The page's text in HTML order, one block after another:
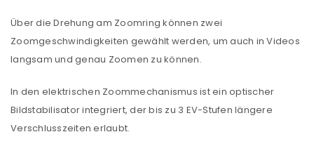
Über die Drehung am Zoomring können zwei
Zoomgeschwindigkeiten gewählt werden, um auch in Videos
langsam und genau Zoomen zu können.
In den elektrischen Zoommechanismus ist ein optischer
Bildstabilisator integriert, der bis zu 3 EV-Stufen längere
Verschlusszeiten erlaubt.